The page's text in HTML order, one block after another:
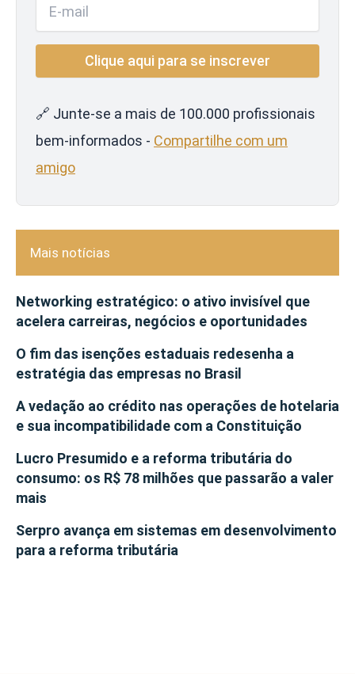
🔗 Junte-se a mais de 100.000 profissionais
bem-informados - Compartilhe com um
amigo
Mais notícias
Networking estratégico: o ativo invisível que
acelera carreiras, negócios e oportunidades
O fim das isenções estaduais redesenha a
estratégia das empresas no Brasil
A vedação ao crédito nas operações de hotelaria
e sua incompatibilidade com a Constituição
Lucro Presumido e a reforma tributária do
consumo: os R$ 78 milhões que passarão a valer
mais
Serpro avança em sistemas em desenvolvimento
para a reforma tributária